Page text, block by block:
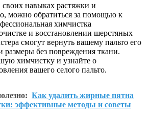
навыках растяжки и
можно обратиться за помощью к
химчистка
и восстановлении шерстяных
смогут вернуть вашему пальто его
размеры без повреждения ткани.
химчистку и узнайте о
вашего селого пальто.
Как удалить жирные пятна
эффективные методы и советы